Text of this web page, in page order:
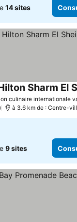
14 sites
culinaire internationale
à 3.6 km de : Centre-
9 sites